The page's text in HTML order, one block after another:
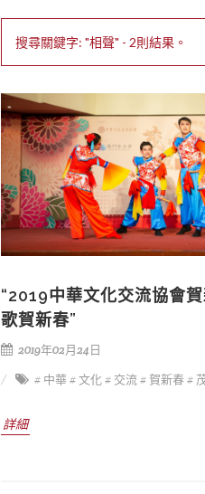
搜尋關鍵字: "相聲" - 2則結果。
“2019中華文化交流協會
歌賀新春”
2019年02月24日
# 中華# 文化# 交流# 賀新春#
詳細